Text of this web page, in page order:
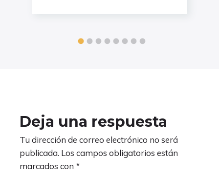
Deja una respuesta
Tu dirección de correo electrónico no será
publicada. Los campos obligatorios están
marcados con *